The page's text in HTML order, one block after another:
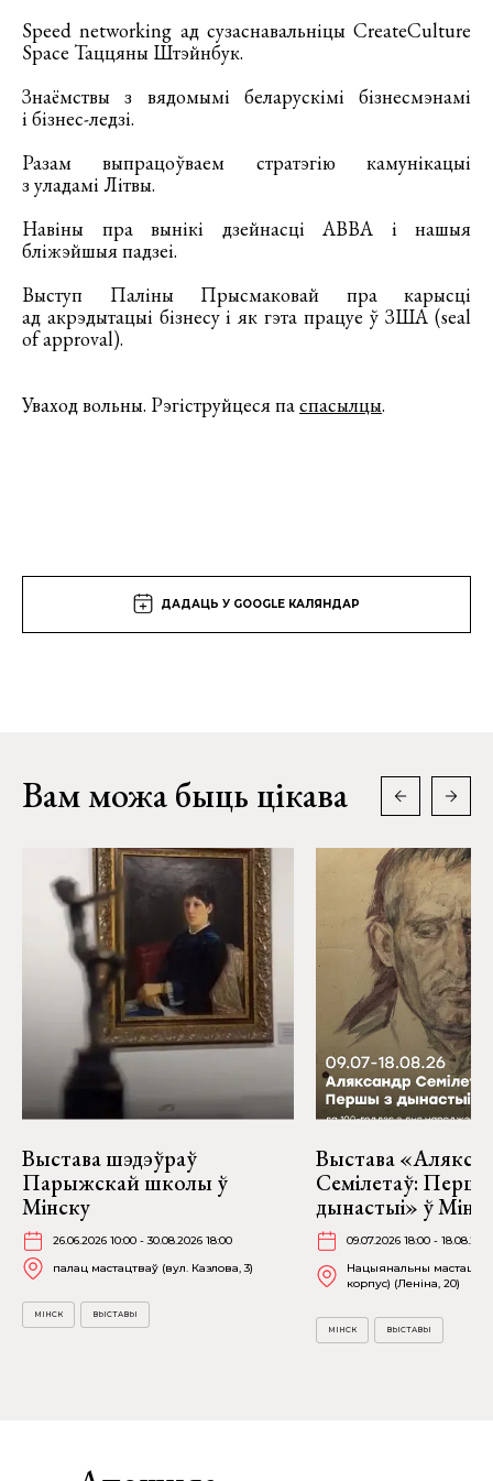
Speed networking ад сузаснавальніцы CreateCulture
Space Таццяны Штэйнбук.
Знаёмствы з вядомымі беларускімі бізнесмэнамі
і бізнес-ледзі.
Разам выпрацоўваем стратэгію камунікацыі
з уладамі Літвы.
Навіны пра вынікі дзейнасці АВВА і нашыя
бліжэйшыя падзеі.
Выступ Паліны Прысмаковай пра карысці
ад акрэдытацыі бізнесу і як гэта працуе ў ЗША (seal
of approval).
Уваход вольны. Рэгіструйцеся паспасылцы.
ДАДАЦЬ У GOOGLE КАЛЯНДАР
Вам можа быць цікава
Выстава шэдэўраў
Парыжскай школы ў
Мінску
26.06.2026 10:00 - 30.08.2026 18:00
палац мастацтваў (вул. Казлова, 3)
МІНСК ВЫСТАВЫ
Выстава
Семілетаў:
дынастыі» ў
09.07.2026 18:00 -
Нацыянальны мастацкі
корпус) (Леніна, 20)
МІНСК ВЫСТАВЫ